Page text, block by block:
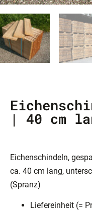
| 40 cm
Eichenschindeln,
ca. 40 cm lang,
(Spranz)
Liefereinheit (=